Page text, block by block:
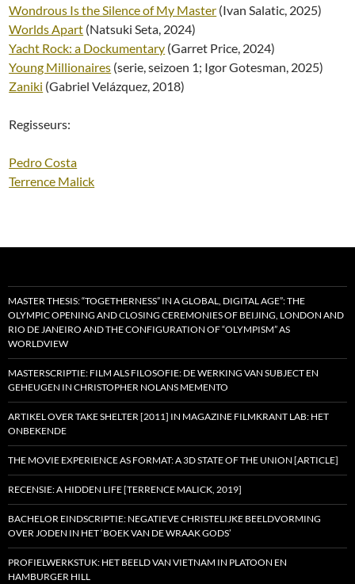
Wondrous Is the Silence of My Master (Ivan Salatic, 2025)
Worlds Apart (Natsuki Seta, 2024)
Yacht Rock: a Dockumentary (Garret Price, 2024)
Young Millionaires (serie, seizoen 1; Igor Gotesman, 2025)
Zaniki (Gabriel Velázquez, 2018)
Regisseurs:
Pedro Costa
Terrence Malick
MASTER THESIS: “TOGETHERNESS” IN A GLOBAL, DIGITAL AGE”: THE
OLYMPIC OPENING AND CLOSING CEREMONIES OF BEIJING, LONDON AND
RIO DE JANEIRO AND THE CONFIGURATION OF “OLYMPISM” AS
WORLDVIEW
MASTERSCRIPTIE: FILM ALS FILOSOFIE: DE WERKING VAN SUBJECT EN
GEHEUGEN IN CHRISTOPHER NOLANS MEMENTO
ARTIKEL OVER TAKE SHELTER [2011] IN MAGAZINE FILMKRANT LAB: HET
ONBEKENDE
THE MOVIE EXPERIENCE AS FORMAT: A 3D STATE OF THE UNION [ARTICLE]
RECENSIE: A HIDDEN LIFE [TERRENCE MALICK, 2019]
BACHELOR EINDSCRIPTIE: NEGATIEVE CHRISTELIJKE BEELDVORMING
OVER JODEN IN HET ‘BOEK VAN DE WRAAK GODS’
PROFIELWERKSTUK: HET BEELD VAN VIETNAM IN PLATOON EN
HAMBURGER HILL